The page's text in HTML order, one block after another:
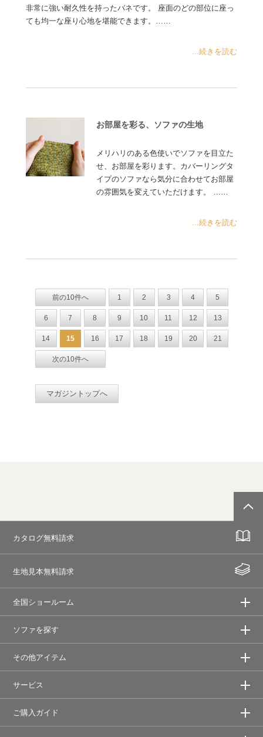
非常に強い耐久性を持ったバネです。 座面のどの部位に座っ
ても均一な座り心地を堪能できます。……
...続きを読む
お部屋を彩る、ソファの生地
メリハリのある色使いでソファを目立た
せ、お部屋を彩ります。カバーリングタ
イプのソファなら気分に合わせてお部屋
の雰囲気を変えていただけます。 ……
...続きを読む
前の10件へ 1 2 3 4 5
6 7 8 9 10 11 12 13
14 15 16 17 18 19 20 21
次の10件へ
マガジントップへ
カタログ無料請求
生地見本無料請求
全国ショールーム
ソファを探す
その他アイテム
サービス
ご購入ガイド